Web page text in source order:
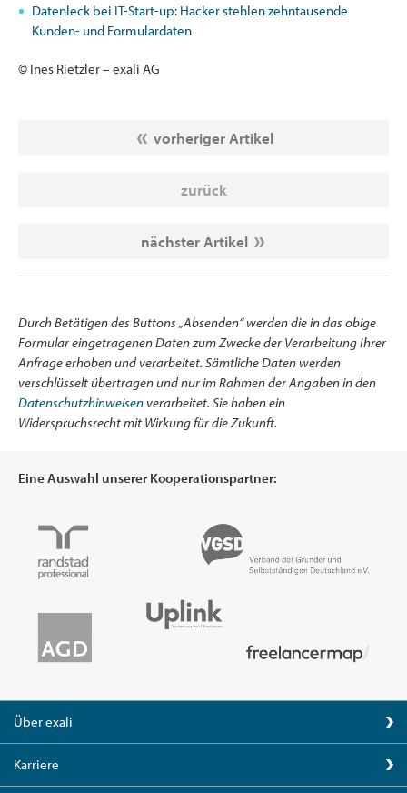
Datenleck bei IT-Start-up: Hacker stehlen zehntausende
Kunden- und Formulardaten
© Ines Rietzler – exali AG
vorheriger Artikel
zurück
nächster Artikel
Durch Betätigen des Buttons „Absenden“ werden die in das obige
Formular eingetragenen Daten zum Zwecke der Verarbeitung Ihrer
Anfrage erhoben und verarbeitet. Sämtliche Daten werden
verschlüsselt übertragen und nur im Rahmen der Angaben in den
Datenschutzhinweisenverarbeitet. Sie haben ein
Widerspruchsrecht mit Wirkung für die Zukunft.
Eine Auswahl unserer Kooperationspartner:
Über exali
Karriere